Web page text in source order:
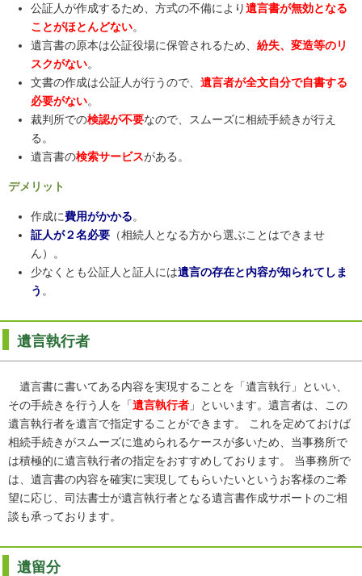
公証人が作成するため、方式の不備により遺言書が無効となる
ことがほとんどない。
遺言書の原本は公証役場に保管されるため、紛失、変造等のリ
スクがない。
文書の作成は公証人が行うので、遺言者が全文自分で自書する
必要がない。
裁判所での検認が不要なので、スムーズに相続手続きが行え
る。
遺言書の検索サービスがある。
デメリット
作成に費用がかかる。
証人が２名必要 （相続人となる方から選ぶことはできませ
ん）。
少なくとも公証人と証人には遺言の存在と内容が知られてしま
う 。
遺言執行者
遺言書に書いてある内容を実現することを「遺言執行」といい、
その手続きを行う人を「遺言執行者 」といいます。遺言者は、この
遺言執行者を遺言で指定することができます。 これを定めておけば
相続手続きがスムーズに進められるケースが多いため、当事務所で
は積極的に遺言執行者の指定をおすすめしております。 当事務所で
は、遺言書の内容を確実に実現してもらいたいというお客様のご希
望に応じ、司法書士が遺言執行者となる遺言書作成サポートのご相
談も承っております。
遺留分